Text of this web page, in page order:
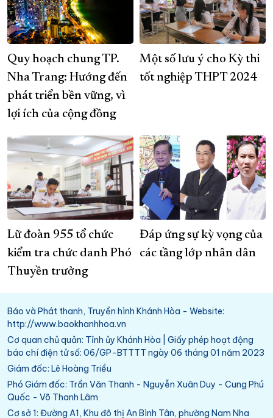
Quy hoạch chung TP.
Nha Trang: Hướng đến
phát triển bền vững, vì
lợi ích của cộng đồng
Một số lưu ý cho Kỳ thi
tốt nghiệp THPT 2024
Lữ đoàn 955 tổ chức
kiểm tra chức danh Phó
Thuyền trưởng
Đáp ứng sự kỳ vọng của
các tầng lớp nhân dân
Báo và Phát thanh, Truyền hình Khánh Hòa - Website:
http://www.baokhanhhoa.vn
Cơ quan chủ quản: Tỉnh ủy Khánh Hòa | Giấy phép hoạt động
báo chí điện tử số: 06/GP-BTTTT ngày 06 tháng 01 năm 2023
Giám đốc: Lê Hoàng Triều
Phó Giám đốc: Trần Văn Thanh - Nguyễn Xuân Duy - Cung Phú
Quốc - Võ Thanh Lâm
Cơ sở 1: Đường A1, Khu đô thị An Bình Tân, phường Nam Nha